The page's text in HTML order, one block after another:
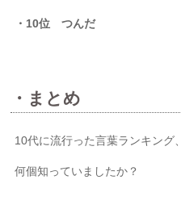
・10位 つんだ
・まとめ
10代に流行った言葉ランキング、
何個知っていましたか？